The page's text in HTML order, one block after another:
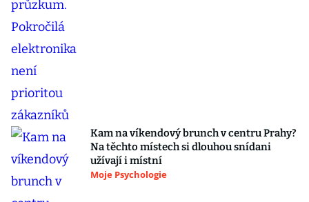
Kam na víkendový brunch v centru Prahy?
Na těchto místech si dlouhou snídani
užívají i místní
Moje Psychologie